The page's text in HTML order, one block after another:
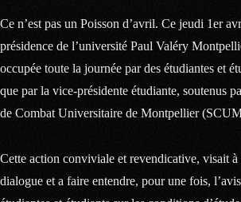
Ce n’est pas un Poisson d’avril. Ce jeudi 1er
présidence de l’université Paul Valéry
occupée toute la journée par des étudiantes et
que par la vice-présidente étudiante, soutenus
de Combat Universitaire de Montpellier
Cette action conviviale et revendicative, visait à
dialogue et a faire entendre, pour une fois,